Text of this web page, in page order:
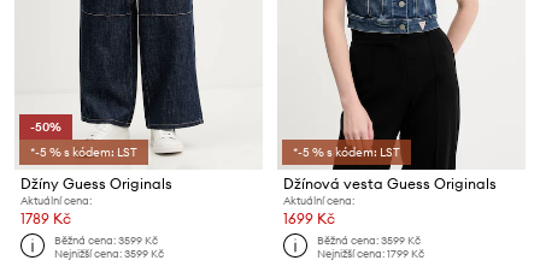
-50%
*-5 % s kódem: LST
Džíny Guess Originals
Aktuální cena:
1789 Kč
Běžná cena:3599 Kč
Nejnižší cena:3599 Kč
*-5 % s kódem: LST
Džínová vesta Guess Originals
Aktuální cena:
1699 Kč
Běžná cena:3599 Kč
Nejnižší cena:1799 Kč